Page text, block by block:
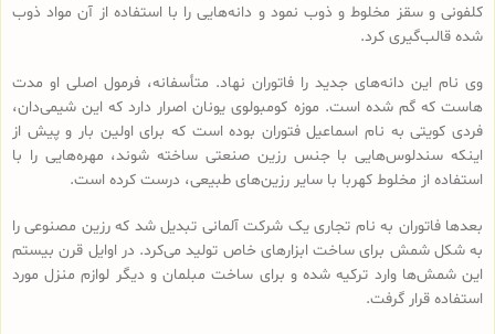
کلفونی و سقز مخلوط و ذوب نمود و دانه‌هایی را با استفاده از آن مواد ذوب
شده قالب‌گیری کرد.
وی نام این دانه‌های جدید را فاتوران نهاد. متأسفانه، فرمول اصلی او مدت
هاست که گم شده است. موزه کومبولوی یونان اصرار دارد که این شیمی‌دان،
فردی کویتی به نام اسماعیل فتوران بوده است که برای اولین بار و پیش از
اینکه سندلوس‌هایی با جنس رزین صنعتی ساخته شوند، مهره‌هایی را با
استفاده از مخلوط کهربا با سایر رزین‌های طبیعی، درست کرده است.
بعدها فاتوران به نام تجاری یک شرکت آلمانی تبدیل شد که رزین مصنوعی را
به شکل شمش برای ساخت ابزارهای خاص تولید می‌کرد. در اوایل قرن بیستم
این شمش‌ها وارد ترکیه شده و برای ساخت مبلمان و دیگر لوازم منزل مورد
استفاده قرار گرفت.